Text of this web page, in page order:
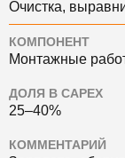
Очистка,
КОМПОНЕНТ
Монтажные
ДОЛЯ В CAPEX
25–40%
КОММЕНТАРИЙ